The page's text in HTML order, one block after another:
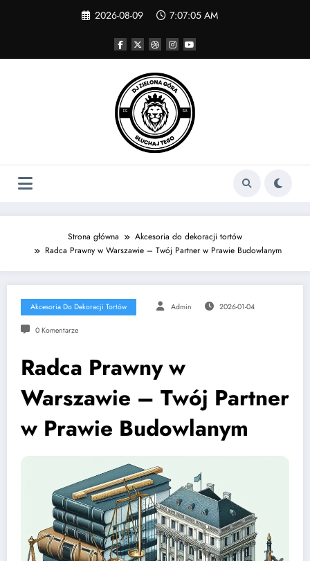
2026-08-09 7:07:05 AM
Strona główna
Akcesoria do dekoracji tortów
Radca Prawny w Warszawie – Twój Partner w Prawie Budowlanym
Akcesoria Do Dekoracji Tortów Admin 2026-01-04
0 Komentarze
Radca Prawny w
Warszawie – Twój Partner
w Prawie Budowlanym